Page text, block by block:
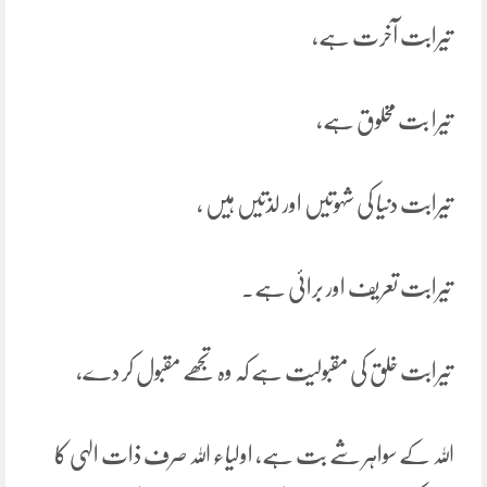
تیرابت آخرت ہے،
تیرا بت مخلوق ہے،
تیرابت دنیا کی شہوتیں اور لذتیں ہیں ،
تیرابت تعریف اور برائی ہے۔
تیرابت خلق کی مقبولیت ہے کہ وہ تجھے مقبول کر دے،
اللہ کے سواہر شے بت ہے، اولیاء اللہ صرف ذات الہی کا